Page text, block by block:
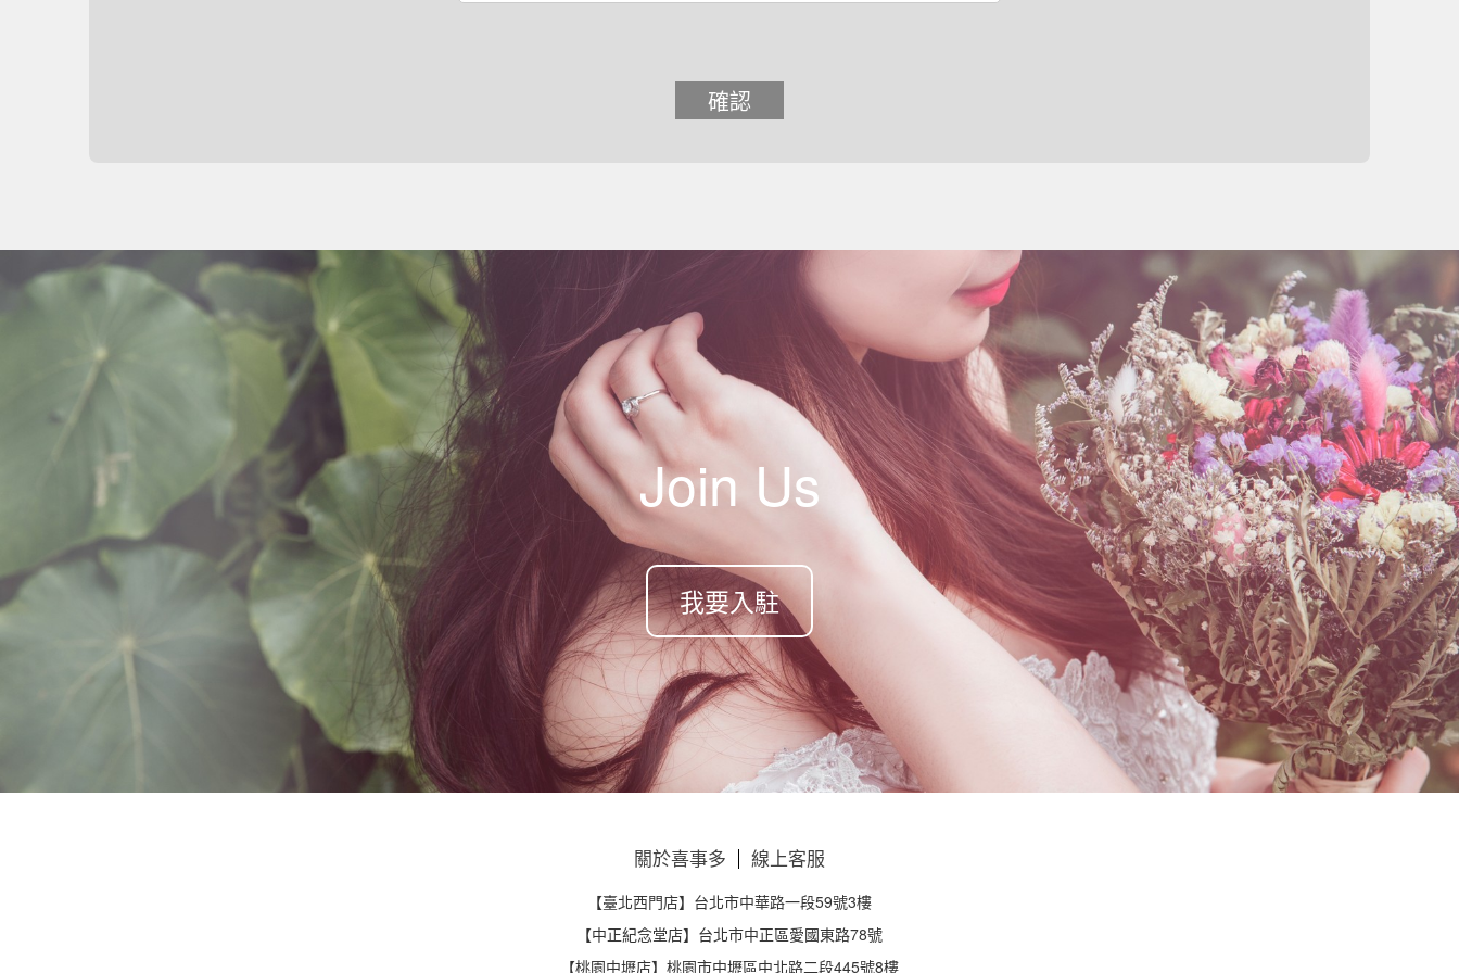
確認
Join Us
我要入駐
關於喜事多 線上客服
【臺北西門店】台北市中華路一段59號3樓
【中正紀念堂店】台北市中正區愛國東路78號
【桃園中壢店】桃園市中壢區中北路二段445號8樓